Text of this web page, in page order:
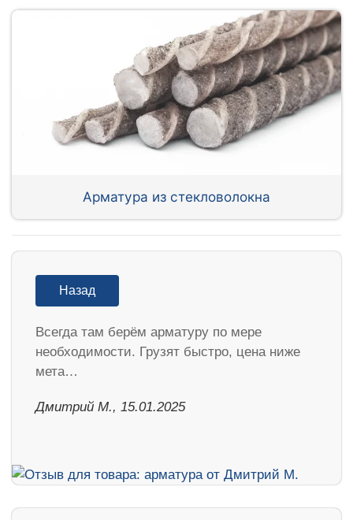
Арматура из стекловолокна
Назад
Всегда там берём арматуру по мере
необходимости. Грузят быстро, цена ниже
мета…
Дмитрий М., 15.01.2025